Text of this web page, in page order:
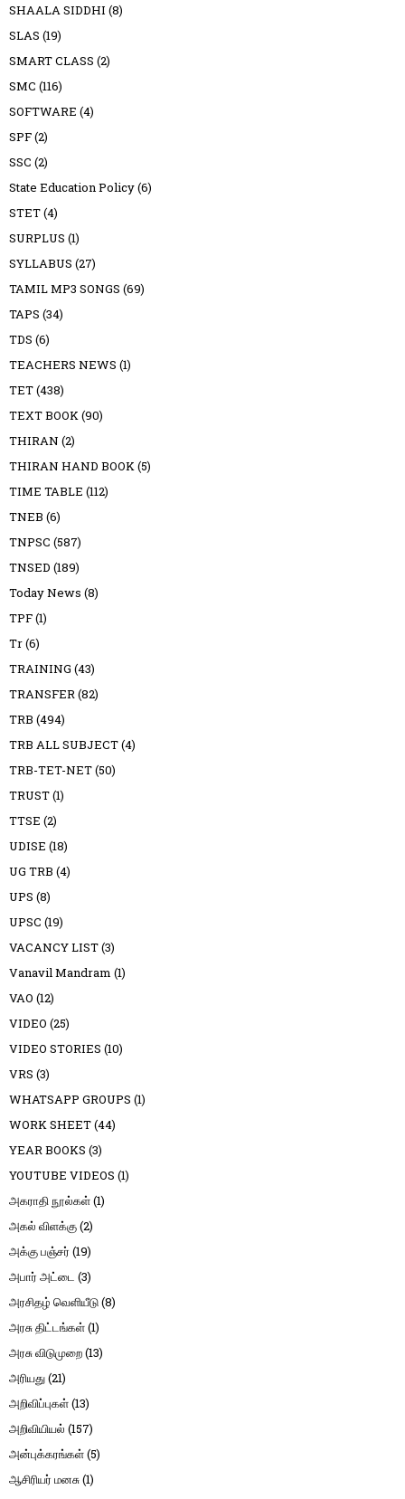
SHAALA SIDDHI (8)
SLAS (19)
SMART CLASS (2)
SMC (116)
SOFTWARE (4)
SPF(2)
SSC (2)
State Education Policy(6)
STET(4)
SURPLUS (1)
SYLLABUS (27)
TAMIL MP3 SONGS (69)
TAPS (34)
TDS (6)
TEACHERS NEWS (1)
TET(438)
TEXT BOOK(90)
THIRAN (2)
THIRAN HAND BOOK(5)
TIME TABLE (112)
TNEB (6)
TNPSC (587)
TNSED (189)
Today News (8)
TPF(1)
Tr(6)
TRAINING (43)
TRANSFER(82)
TRB (494)
TRB ALL SUBJECT(4)
TRB-TET-NET(50)
TRUST(1)
TTSE (2)
UDISE (18)
UG TRB (4)
UPS (8)
UPSC (19)
VACANCY LIST(3)
Vanavil Mandram (1)
VAO (12)
VIDEO (25)
VIDEO STORIES (10)
VRS (3)
WHATSAPP GROUPS (1)
WORK SHEET(44)
YEAR BOOKS (3)
YOUTUBE VIDEOS (1)
அகராதி நூல்கள்(1)
அகல் விளக்கு(2)
அக்கு பஞ்சர் (19)
அபார் அட்டை (3)
அரசிதழ் வெளியீடு(8)
அரசு திட்டங்கள்(1)
அரசு விடுமுறை(13)
அரியது(21)
அறிவிப்புகள்(13)
அறிவியியல் (157)
அன்புக்கரங்கள்(5)
ஆசிரியர் மனசு(1)